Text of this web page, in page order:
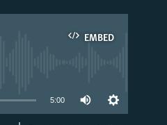
EMBED
5:00